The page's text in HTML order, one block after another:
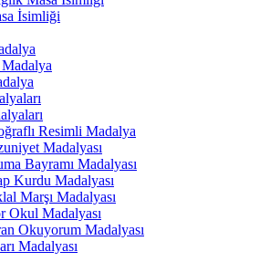
İsimliği
Resimli Madalya
Madalyası
Bayramı Madalyası
Kurdu Madalyası
Marşı Madalyası
Okul Madalyası
Okuyorum Madalyası
Madalyası